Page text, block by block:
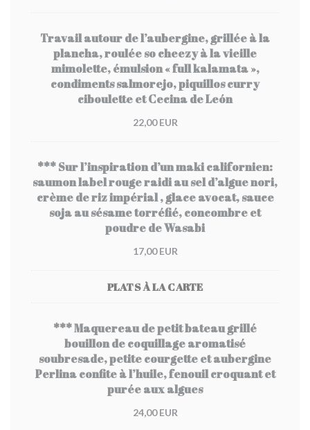
Travail autour de l’aubergine, grillée à la
plancha, roulée so cheezy à la vieille
mimolette, émulsion « full kalamata »,
condiments salmorejo, piquillos curry
ciboulette et Cecina de León
22,00 EUR
*** Sur l’inspiration d’un maki californien:
saumon label rouge raidi au sel d’algue nori,
crème de riz impérial , glace avocat, sauce
soja au sésame torréfié, concombre et
poudre de Wasabi
17,00 EUR
PLATS À LA CARTE
*** Maquereau de petit bateau grillé
bouillon de coquillage aromatisé
soubresade, petite courgette et aubergine
Perlina confite à l’huile, fenouil croquant et
purée aux algues
24,00 EUR